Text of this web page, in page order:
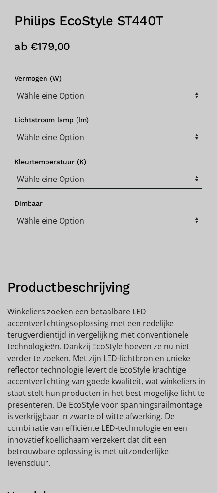
Philips EcoStyle ST440T
ab €179,00
Vermogen (W)
Lichtstroom lamp (lm)
Kleurtemperatuur (K)
Dimbaar
Productbeschrijving
Winkeliers zoeken een betaalbare LED-
accentverlichtingsoplossing met een redelijke
terugverdientijd in vergelijking met conventionele
technologieën. Dankzij EcoStyle hoeven ze nu niet
verder te zoeken. Met zijn LED-lichtbron en unieke
reflector technologie levert de EcoStyle krachtige
accentverlichting van goede kwaliteit, wat winkeliers in
staat stelt hun producten in het best mogelijke licht te
presenteren. De EcoStyle voor spanningsrailmontage
is verkrijgbaar in zwarte of witte afwerking. De
combinatie van efficiënte LED-technologie en een
innovatief koellichaam verzekert dat dit een
betrouwbare oplossing is met uitzonderlijke
levensduur.